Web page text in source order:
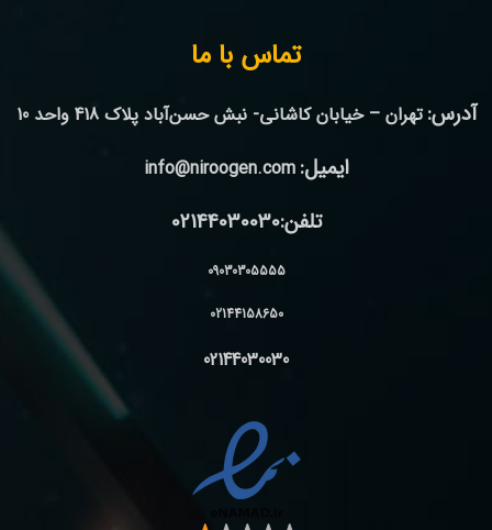
تماس با ما
آدرس: تهران – خیابان کاشانی- نبش حسن‌آباد پلاک 418 واحد 10
ایمیل: info@niroogen.com
تلفن:02144030030
09030305555
02144158650
02144030030